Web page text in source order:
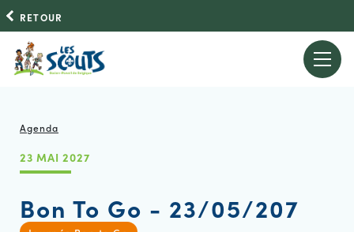
RETOUR
Agenda
23 MAI 2027
Bon To Go - 23/05/207